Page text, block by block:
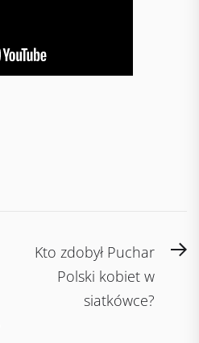
Kto zdobył Puchar
Polski kobiet w
siatkówce?